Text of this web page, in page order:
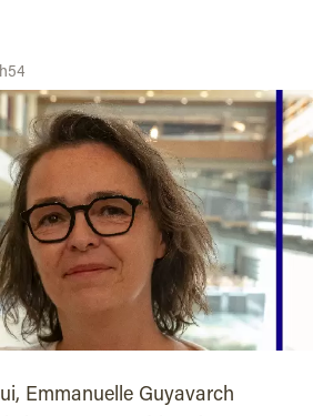
Emmanuelle Guyavarch